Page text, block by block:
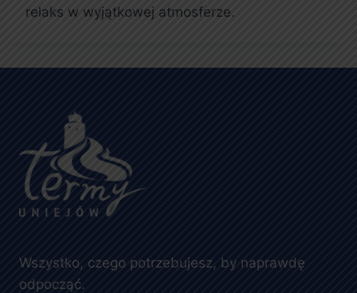
relaks w wyjątkowej atmosferze.
Wszystko, czego potrzebujesz, by naprawdę
odpocząć.